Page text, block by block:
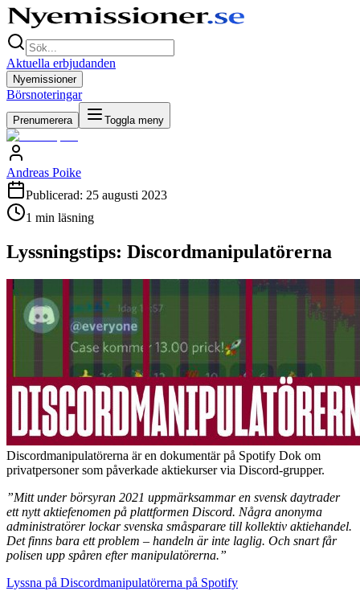
Aktuella erbjudanden
Nyemissioner
Börsnoteringar
Prenumerera Toggla meny
Andreas Poike
Publicerad: 25 augusti 2023
1 min läsning
Lyssningstips: Discordmanipulatörerna
Discordmanipulatörerna är en dokumentär på Spotify Dok om
privatpersoner som påverkade aktiekurser via Discord-grupper.
”Mitt under börsyran 2021 uppmärksammar en svensk daytrader
ett nytt aktiefenomen på plattformen Discord. Några anonyma
administratörer lockar svenska småsparare till kollektiv aktiehandel.
Det finns bara ett problem – handeln är inte laglig. Och snart får
polisen upp spåren efter manipulatörerna.”
Lyssna på Discordmanipulatörerna på Spotify